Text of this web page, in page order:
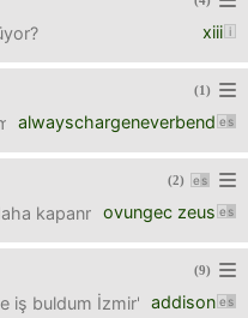
xiii
(1)
alwayschargeneverbend
ögreticisi cok kotu. daha
(2)
ovungec zeus
daha kapanmadigi görülüyor
(9)
addison
iş buldum İzmir'i bilmiyorum